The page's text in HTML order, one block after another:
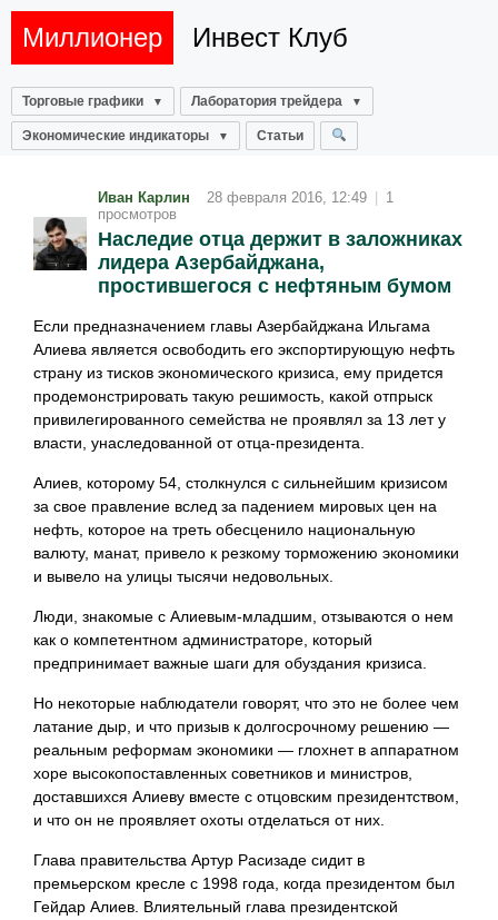
Миллионер Инвест Клуб
Торговые графики Лаборатория трейдера
Экономические индикаторы Статьи
Иван Карлин 28 февраля 2016, 12:49
1
просмотров
Наследие отца держит в заложниках
лидера Азербайджана,
простившегося с нефтяным бумом
Если предназначением главы Азербайджана Ильгама
Алиева является освободить его экспортирующую нефть
страну из тисков экономического кризиса, ему придется
продемонстрировать такую решимость, какой отпрыск
привилегированного семейства не проявлял за 13 лет у
власти, унаследованной от отца-президента.
Алиев, которому 54, столкнулся с сильнейшим кризисом
за свое правление вслед за падением мировых цен на
нефть, которое на треть обесценило национальную
валюту, манат, привело к резкому торможению экономики
и вывело на улицы тысячи недовольных.
Люди, знакомые с Алиевым-младшим, отзываются о нем
как о компетентном администраторе, который
предпринимает важные шаги для обуздания кризиса.
Но некоторые наблюдатели говорят, что это не более чем
латание дыр, и что призыв к долгосрочному решению —
реальным реформам экономики — глохнет в аппаратном
хоре высокопоставленных советников и министров,
доставшихся Алиеву вместе с отцовским президентством,
и что он не проявляет охоты отделаться от них.
Глава правительства Артур Расизаде сидит в
премьерском кресле с 1998 года, когда президентом был
Гейдар Алиев. Влиятельный глава президентской